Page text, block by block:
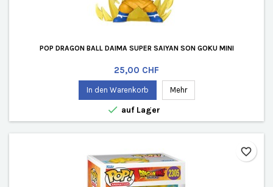
POP DRAGON BALL DAIMA SUPER SAIYAN SON GOKU MINI
Preis
25,00 CHF
In den Warenkorb Mehr
 auf Lager
favorite_border